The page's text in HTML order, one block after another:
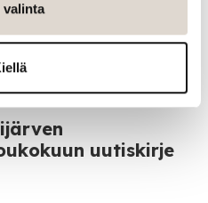
valinta
uutiskirje
uutiskirje